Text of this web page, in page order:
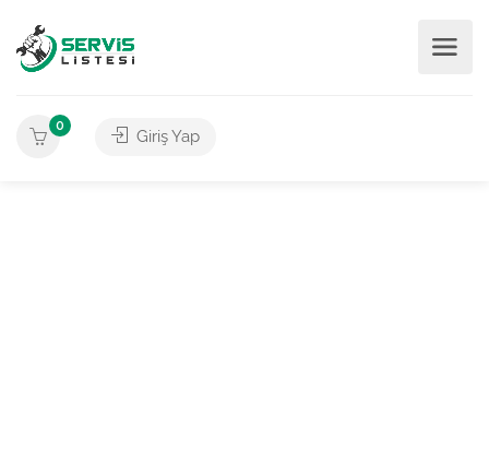
0
Giriş Yap